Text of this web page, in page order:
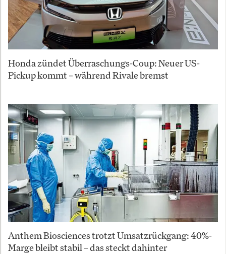
Honda zündet Überraschungs-Coup: Neuer US-
Pickup kommt – während Rivale bremst
Anthem Biosciences trotzt Umsatzrückgang: 40%-
Marge bleibt stabil – das steckt dahinter